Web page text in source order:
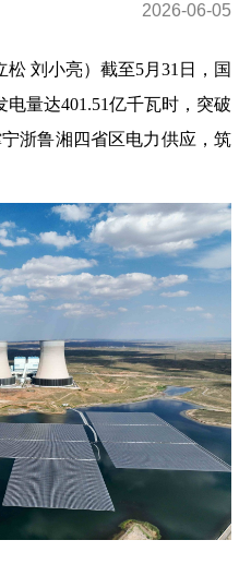
2026-06-05
松刘小亮）截至5月31日，国
量达401.51亿千瓦时，突破
浙鲁湘四省区电力供应，筑